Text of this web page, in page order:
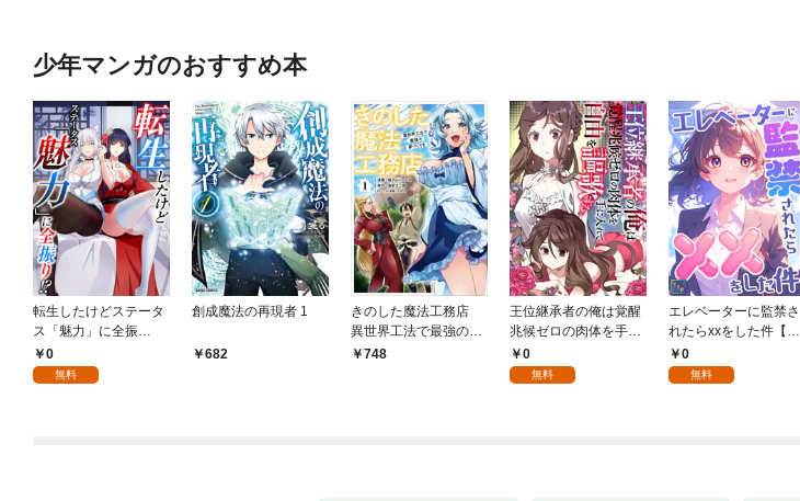
少年マンガのおすすめ本
転生したけどステータ
ス「魅力」に全振
り！？(1)
0
無料
創成魔法の再現者 1
682
きのした魔法工務店
異世界工法で最強の家
づくりを（コミック）
748
王位継承者の俺は覚醒
兆候ゼロの肉体を手に
入れて自由を謳歌す
る。1
0
無料
エレベーターに監禁さ
れたらxxをした件【全
年齢版】(1)
0
無料